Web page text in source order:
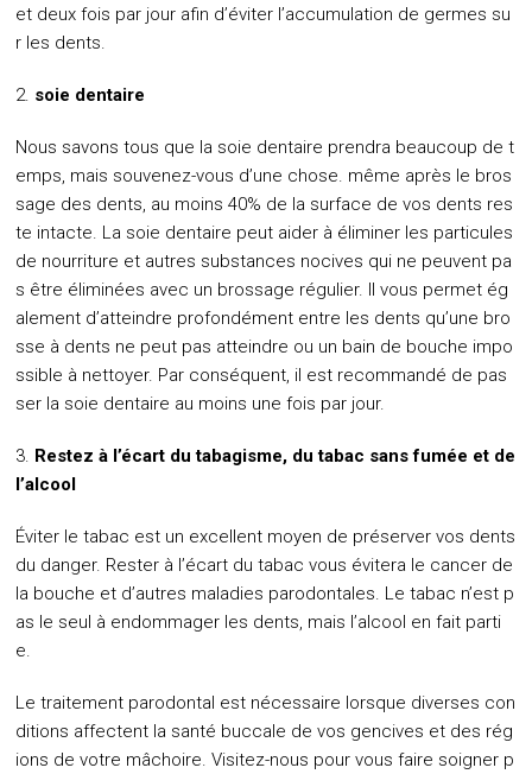
et deux fois par jour afin d’éviter l’accumulation de germes su
r les dents.
soie dentaire
Nous savons tous que la soie dentaire prendra beaucoup de t
emps, mais souvenez-vous d’une chose. même après le bros
sage des dents, au moins 40% de la surface de vos dents res
te intacte. La soie dentaire peut aider à éliminer les particules
de nourriture et autres substances nocives qui ne peuvent pa
s être éliminées avec un brossage régulier. Il vous permet ég
alement d’atteindre profondément entre les dents qu’une bro
sse à dents ne peut pas atteindre ou un bain de bouche impo
ssible à nettoyer. Par conséquent, il est recommandé de pas
ser la soie dentaire au moins une fois par jour.
Restez à l’écart du tabagisme, du tabac sans fumée et de
l’alcool
Éviter le tabac est un excellent moyen de préserver vos dents
du danger. Rester à l’écart du tabac vous évitera le cancer de
la bouche et d’autres maladies parodontales. Le tabac n’est p
as le seul à endommager les dents, mais l’alcool en fait parti
e.
Le traitement parodontal est nécessaire lorsque diverses con
ditions affectent la santé buccale de vos gencives et des rég
ions de votre mâchoire. Visitez-nous pour vous faire soigner p